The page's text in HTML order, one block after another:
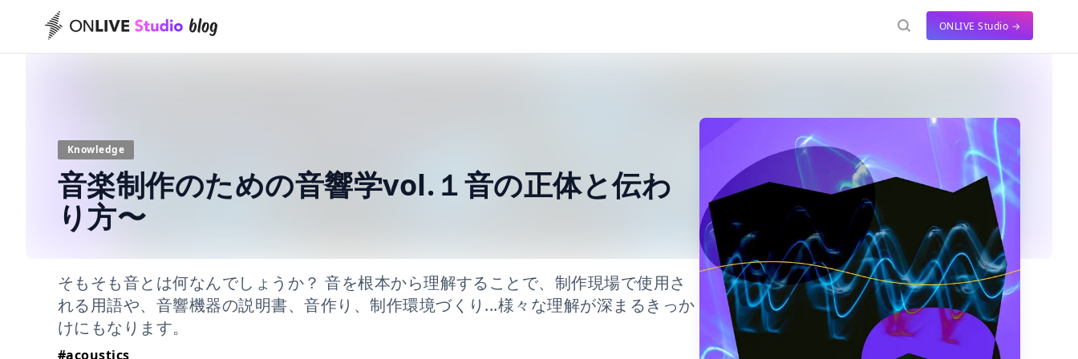
ONLIVE Studio →
Knowledge
音楽制作のための音響学vol.１音の正体と伝わ
り方〜
そもそも音とは何なんでしょうか？ 音を根本から理解することで、制作現場で使用さ
れる用語や、音響機器の説明書、音作り、制作環境づくり...様々な理解が深まるきっか
けにもなります。
#acoustics